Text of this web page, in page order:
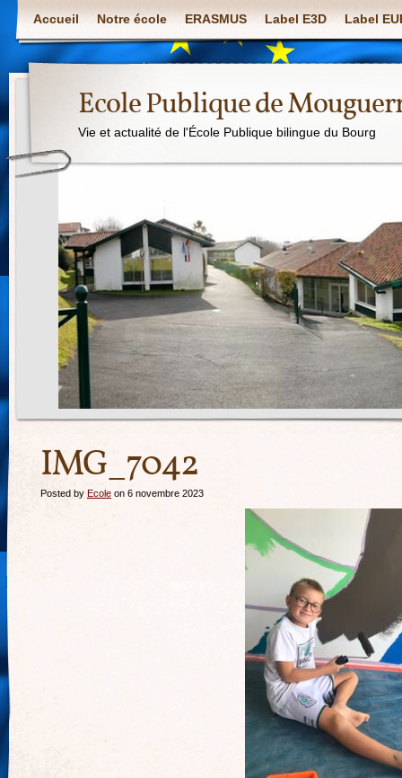
Accueil Notre école ERASMUS Label E3D Label
Ecole Publique de
Vie et actualité de l'École Publique bilingue du Bourg
IMG_7042
Posted by Ecole on 6 novembre 2023